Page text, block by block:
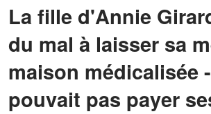
La fille d'Annie
du mal à laisser sa
maison médicalisée
pouvait pas payer